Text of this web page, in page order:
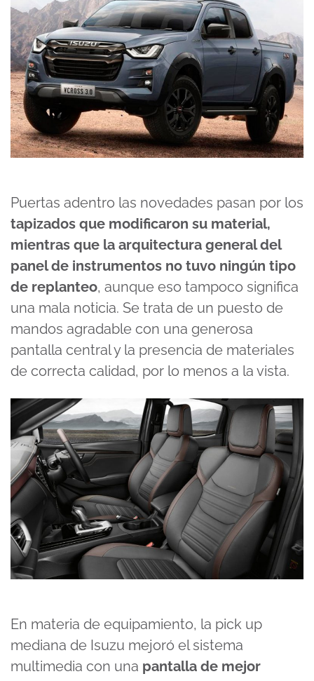
Puertas adentro las novedades pasan por los
tapizados que modificaron su material,
mientras que la arquitectura general del
panel de instrumentos no tuvo ningún tipo
de replanteo, aunque eso tampoco significa
una mala noticia. Se trata de un puesto de
mandos agradable con una generosa
pantalla central y la presencia de materiales
de correcta calidad, por lo menos a la vista.
En materia de equipamiento, la pick up
mediana de Isuzu mejoró el sistema
multimedia con una pantalla de mejor